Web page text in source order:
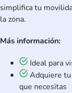
simplifica tu
la zona.
Más información:
Ideal para
Adquiere
que necesitas